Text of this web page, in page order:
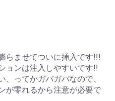
らませてついに挿入です!!!
ョンは注入しやすいです!!
、ってかガバガバなので、
が零れるから注意が必要で